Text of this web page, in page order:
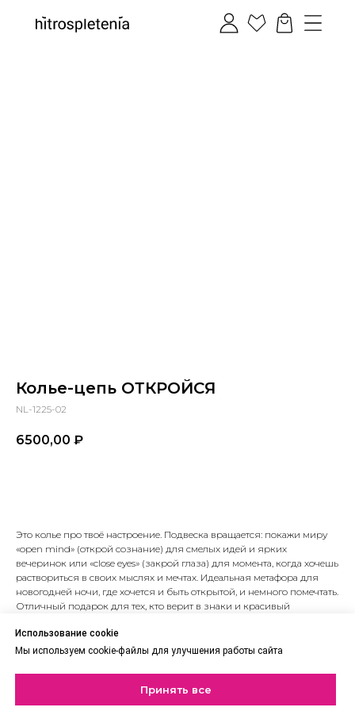
Использование cookie
Мы используем cookie-файлы для улучшения работы сайта
Принять все
Колье-цепь ОТКРОЙСЯ
NL-1225-02
6500,00 ₽
Это колье про твоё настроение. Подвеска вращается: покажи миру
«open mind» (открой сознание) для смелых идей и ярких
вечеринок или «close eyes» (закрой глаза) для момента, когда хочешь
раствориться в своих мыслях и мечтах. Идеальная метафора для
новогодней ночи, где хочется и быть открытой, и немного помечтать.
Отличный подарок для тех, кто верит в знаки и красивый
Бижутерный сплав, родирование
Вам может понравиться